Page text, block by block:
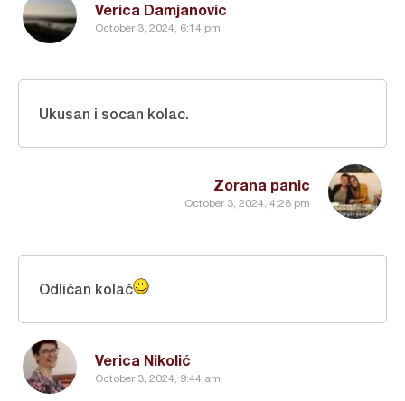
Verica Damjanovic
October 3, 2024, 6:14 pm
Zorana panic
October 3, 2024, 4:28 pm
Ukusan i socan kolac.
Verica Nikolić
October 3, 2024, 9:44 am
Odličan kolač